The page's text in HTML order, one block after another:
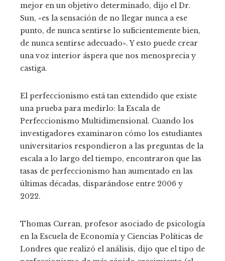
mejor en un objetivo determinado, dijo el Dr.
Sun, «es la sensación de no llegar nunca a ese
punto, de nunca sentirse lo suficientemente bien,
de nunca sentirse adecuado». Y esto puede crear
una voz interior áspera que nos menosprecia y
castiga.
El perfeccionismo está tan extendido que existe
una prueba para medirlo: la Escala de
Perfeccionismo Multidimensional. Cuando los
investigadores examinaron cómo los estudiantes
universitarios respondieron a las preguntas de la
escala a lo largo del tiempo, encontraron que las
tasas de perfeccionismo han aumentado en las
últimas décadas, disparándose entre 2006 y
2022.
Thomas Curran, profesor asociado de psicología
en la Escuela de Economía y Ciencias Políticas de
Londres que realizó el análisis, dijo que el tipo de